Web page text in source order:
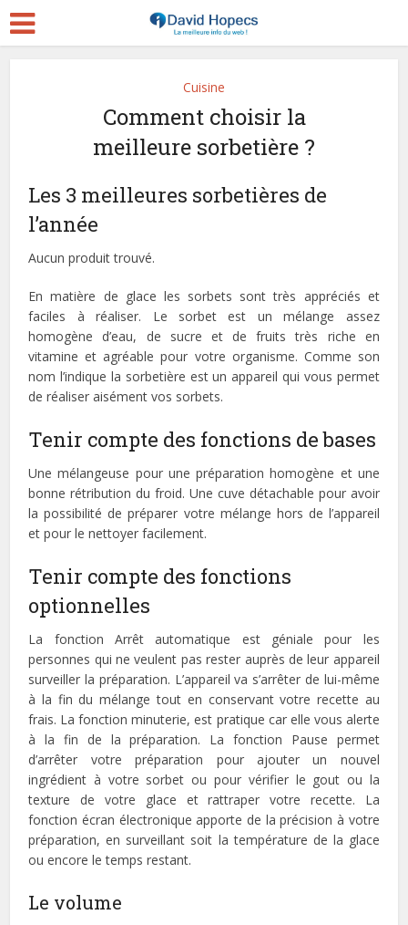
Cuisine
Comment choisir la
meilleure sorbetière ?
Les 3 meilleures sorbetières de
l’année
Aucun produit trouvé.
En matière de glace les sorbets sont très appréciés et
faciles à réaliser. Le sorbet est un mélange assez
homogène d’eau, de sucre et de fruits très riche en
vitamine et agréable pour votre organisme. Comme son
nom l’indique la sorbetière est un appareil qui vous permet
de réaliser aisément vos sorbets.
Tenir compte des fonctions de bases
Une mélangeuse pour une préparation homogène et une
bonne rétribution du froid. Une cuve détachable pour avoir
la possibilité de préparer votre mélange hors de l’appareil
et pour le nettoyer facilement.
Tenir compte des fonctions
optionnelles
La fonction Arrêt automatique est géniale pour les
personnes qui ne veulent pas rester auprès de leur appareil
surveiller la préparation. L’appareil va s’arrêter de lui-même
à la fin du mélange tout en conservant votre recette au
frais. La fonction minuterie, est pratique car elle vous alerte
à la fin de la préparation. La fonction Pause permet
d’arrêter votre préparation pour ajouter un nouvel
ingrédient à votre sorbet ou pour vérifier le gout ou la
texture de votre glace et rattraper votre recette. La
fonction écran électronique apporte de la précision à votre
préparation, en surveillant soit la température de la glace
ou encore le temps restant.
Le volume